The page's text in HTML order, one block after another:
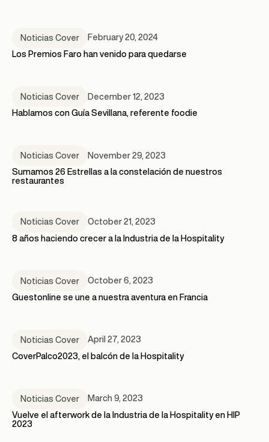
Noticias Cover
February 20, 2024
Los Premios Faro han venido para quedarse
Noticias Cover
December 12, 2023
Hablamos con Guía Sevillana, referente foodie
Noticias Cover
November 29, 2023
Sumamos 26 Estrellas a la constelación de nuestros
restaurantes
Noticias Cover
October 21, 2023
8 años haciendo crecer a la Industria de la Hospitality
Noticias Cover
October 6, 2023
Guestonline se une a nuestra aventura en Francia
Noticias Cover
April 27, 2023
CoverPalco2023, el balcón de la Hospitality
Noticias Cover
March 9, 2023
Vuelve el afterwork de la Industria de la Hospitality en HIP
2023